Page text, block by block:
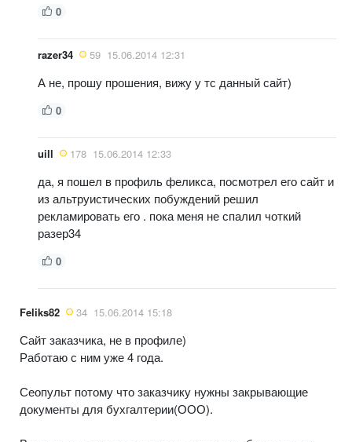
0
razer34 59 15.06.2014 12:31
А не, прошу прошения, вижу у тс данный сайт)
0
uill 178 15.06.2014 12:33
да, я пошел в профиль феликса, посмотрел его сайт и
из альтруистических побуждений решил
рекламировать его . пока меня не спалил чоткий
разер34
0
Feliks82 34 15.06.2014 15:18
Сайт заказчика, не в профиле)
Работаю с ним уже 4 года.
Сеопульт потому что заказчику нужны закрывающие
документы для бухгалтерии(ООО).